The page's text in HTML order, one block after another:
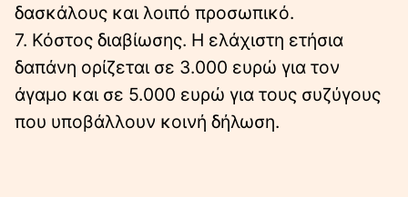
δασκάλους και λοιπό προσωπικό.
7. Κόστος διαβίωσης. Η ελάχιστη ετήσια
δαπάνη ορίζεται σε 3.000 ευρώ για τον
άγαμο και σε 5.000 ευρώ για τους συζύγους
που υποβάλλουν κοινή δήλωση.